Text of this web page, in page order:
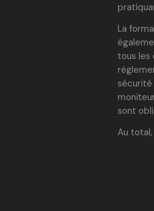
La
tous les
sécurité
sont
Au